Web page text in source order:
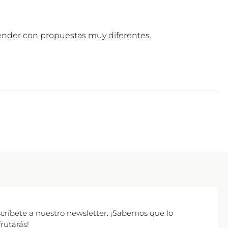
con propuestas muy diferentes.
a nuestro newsletter. ¡Sabemos que lo